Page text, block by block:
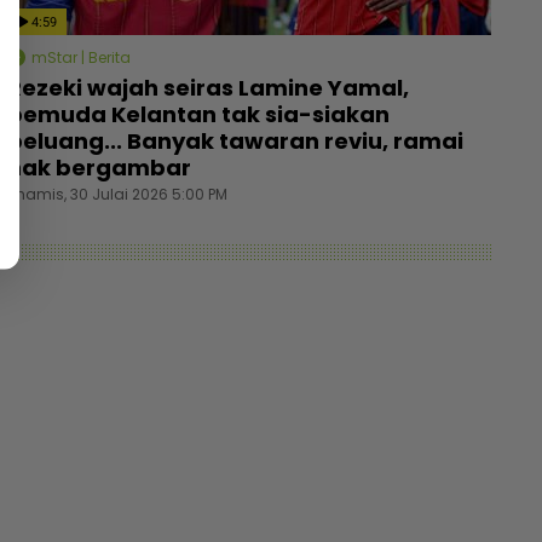
4:59
mStar | Berita
Rezeki wajah seiras Lamine Yamal,
pemuda Kelantan tak sia-siakan
peluang... Banyak tawaran reviu, ramai
nak bergambar
Khamis, 30 Julai 2026 5:00 PM